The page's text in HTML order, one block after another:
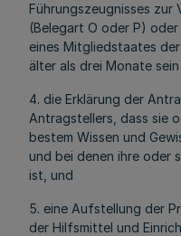
Führungszeugnisses zur
(Belegart O oder P)
eines Mitgliedstaates
älter als drei Monate sein
4. die Erklärung der
Antragstellers, dass sie
bestem Wissen und
und bei denen ihre oder
ist, und
5. eine Aufstellung der
der Hilfsmittel und